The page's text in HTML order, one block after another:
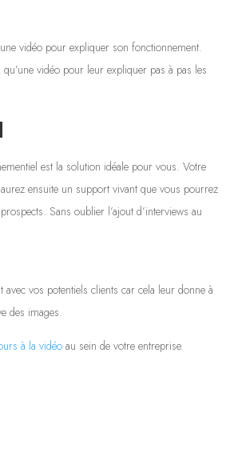
vidéo pour expliquer son fonctionnement.
vidéo pour leur expliquer pas à pas les
est la solution idéale pour vous. Votre
ensuite un support vivant que vous pourrez
Sans oublier l’ajout d’interviews au
vos potentiels clients car cela leur donne à
des images.
à la vidéoau sein de votre entreprise.